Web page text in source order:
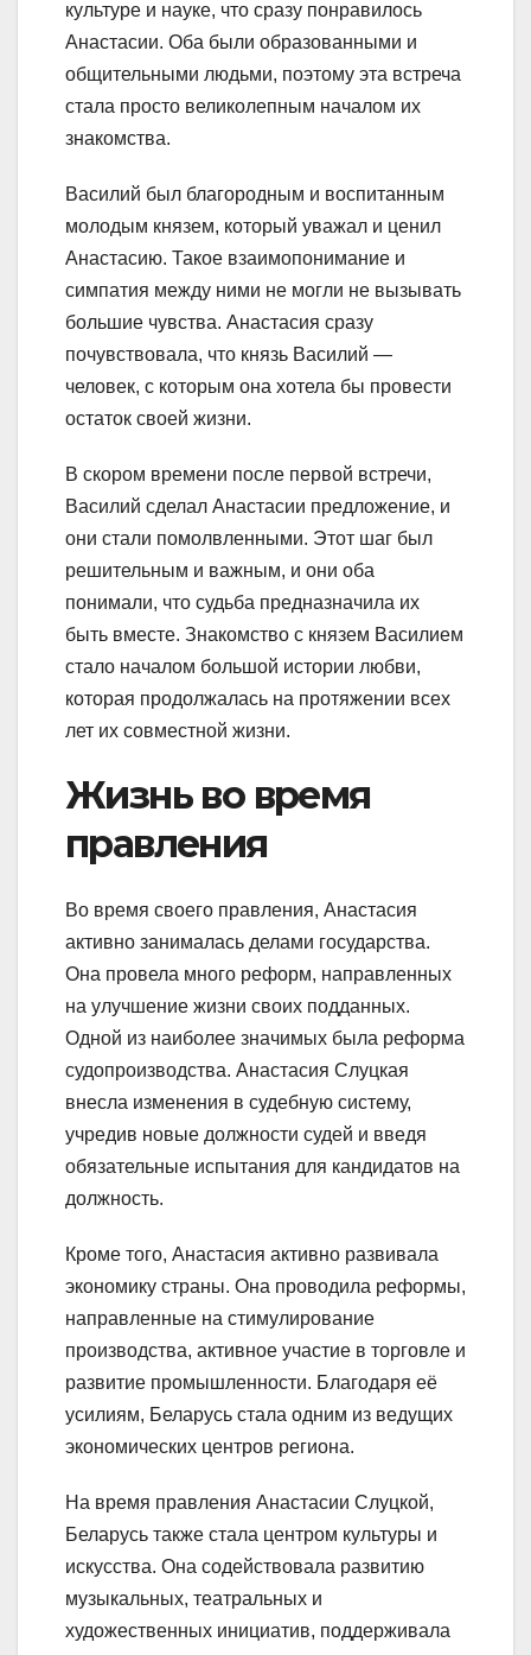
культуре и науке, что сразу понравилось
Анастасии. Оба были образованными и
общительными людьми, поэтому эта встреча
стала просто великолепным началом их
знакомства.
Василий был благородным и воспитанным
молодым князем, который уважал и ценил
Анастасию. Такое взаимопонимание и
симпатия между ними не могли не вызывать
большие чувства. Анастасия сразу
почувствовала, что князь Василий —
человек, с которым она хотела бы провести
остаток своей жизни.
В скором времени после первой встречи,
Василий сделал Анастасии предложение, и
они стали помолвленными. Этот шаг был
решительным и важным, и они оба
понимали, что судьба предназначила их
быть вместе. Знакомство с князем Василием
стало началом большой истории любви,
которая продолжалась на протяжении всех
лет их совместной жизни.
Жизнь во время
правления
Во время своего правления, Анастасия
активно занималась делами государства.
Она провела много реформ, направленных
на улучшение жизни своих подданных.
Одной из наиболее значимых была реформа
судопроизводства. Анастасия Слуцкая
внесла изменения в судебную систему,
учредив новые должности судей и введя
обязательные испытания для кандидатов на
должность.
Кроме того, Анастасия активно развивала
экономику страны. Она проводила реформы,
направленные на стимулирование
производства, активное участие в торговле и
развитие промышленности. Благодаря её
усилиям, Беларусь стала одним из ведущих
экономических центров региона.
На время правления Анастасии Слуцкой,
Беларусь также стала центром культуры и
искусства. Она содействовала развитию
музыкальных, театральных и
художественных инициатив, поддерживала